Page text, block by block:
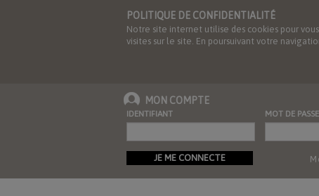
POLITIQUE DE CONFIDENTIALITÉ
Notre site internet utilise des cookies pour
visites sur le site. En poursuivant votre
MON COMPTE
IDENTIFIANT MOT DE PASSE
JE ME CONNECTE